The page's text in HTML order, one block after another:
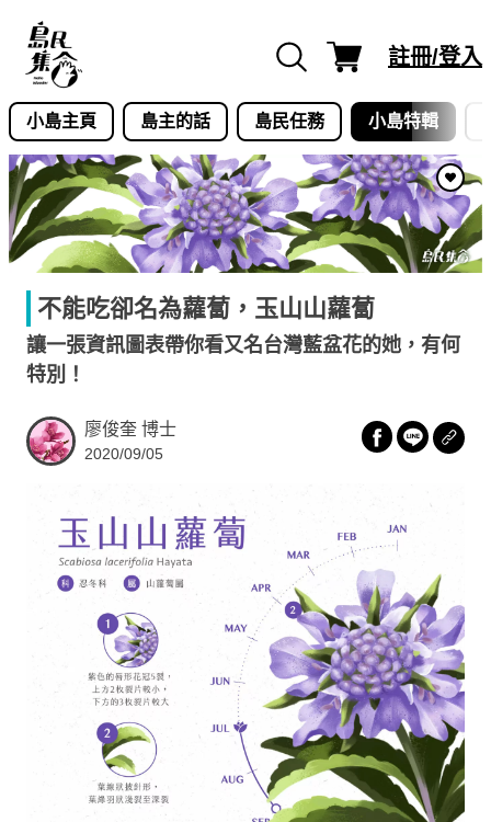
content
註冊/登入
小島主頁 島主的話 島民任務 小島特輯
不能吃卻名為蘿蔔，玉山山蘿蔔
讓一張資訊圖表帶你看又名台灣藍盆花的她，有何
特別！
廖俊奎 博士
2020/09/05